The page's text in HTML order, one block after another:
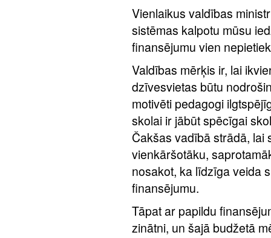
Vienlaikus valdības
sistēmas kalpotu mūsu
finansējumu vien
Valdības mērķis ir, lai
dzīvesvietas būtu
motivēti pedagogi
skolai ir jābūt spēcīgai
Čakšas vadībā strādā, lai
vienkāršotāku,
nosakot, ka līdzīga veida
finansējumu.
Tāpat ar papildu
zinātni, un šajā budžetā